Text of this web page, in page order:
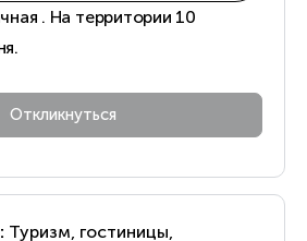
. На территории 10
Туризм, гостиницы,